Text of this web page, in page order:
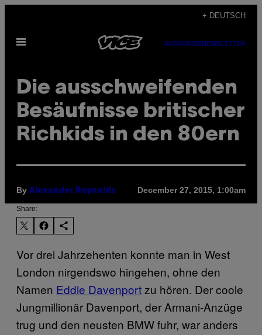
content
+ DEUTSCH
Open
SUBSCRIBENEWSLETTER
Die ausschweifenden
Besäufnisse britischer
Richkids in den 80ern
By Alexander Reynolds December 27, 2015, 1:00am
Share:
Vor drei Jahrzehenten konnte man in West
London nirgendswo hingehen, ohne den
Namen Eddie Davenportzu hören. Der coole
Jungmillionär Davenport, der Armani-Anzüge
trug und den neusten BMW fuhr, war anders